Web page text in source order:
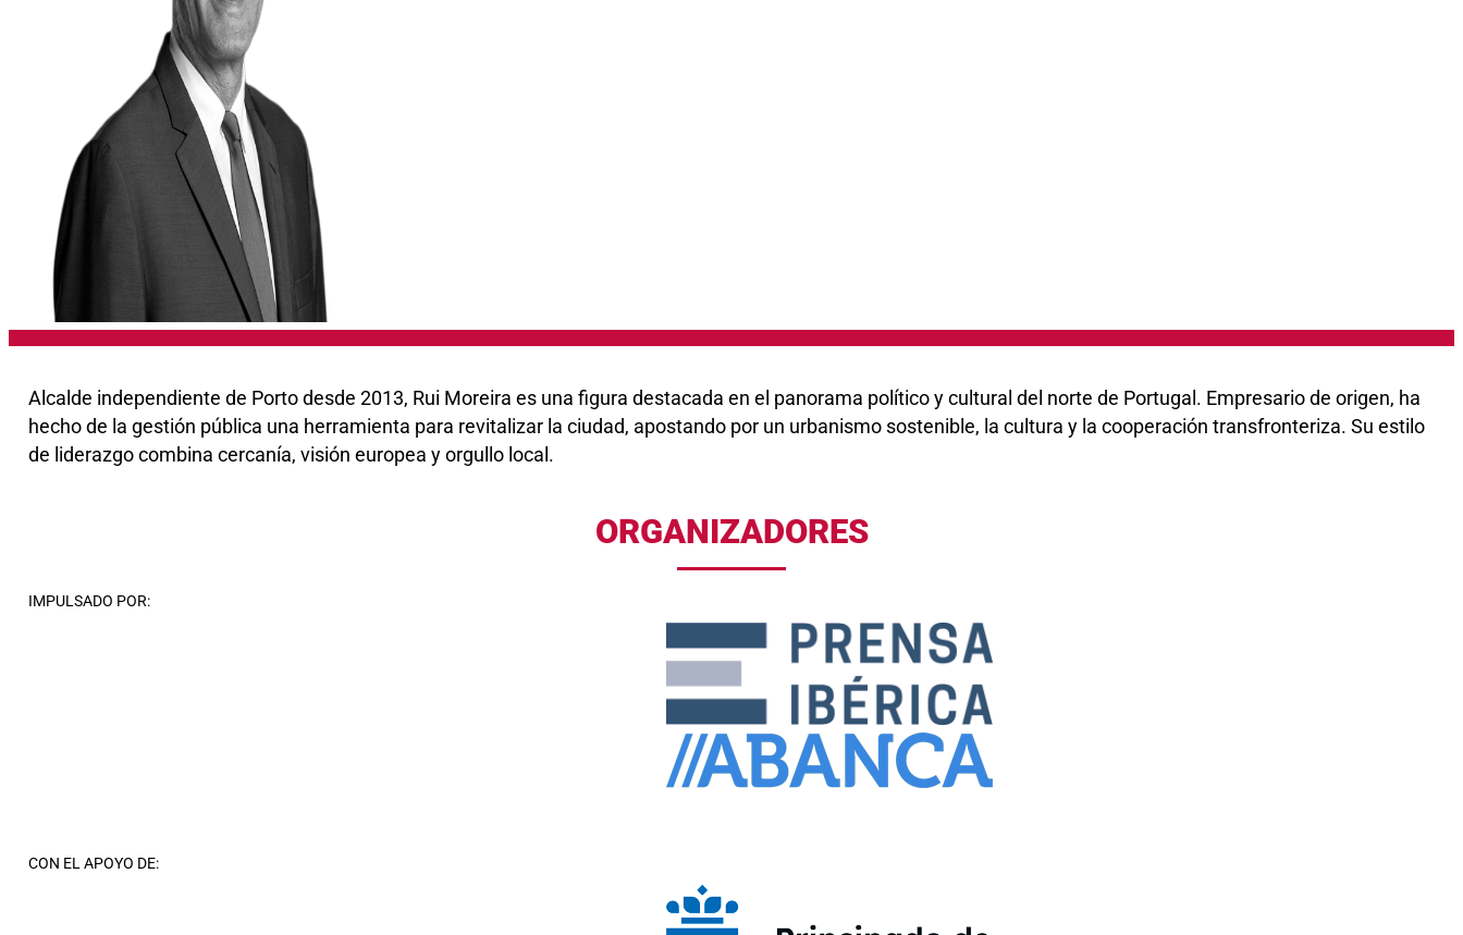
Alcalde independiente de Porto desde 2013, Rui Moreira es una figura destacada en el panorama político y cultural del norte de Portugal. Empresario de origen, ha
hecho de la gestión pública una herramienta para revitalizar la ciudad, apostando por un urbanismo sostenible, la cultura y la cooperación transfronteriza. Su estilo
de liderazgo combina cercanía, visión europea y orgullo local.
ORGANIZADORES
IMPULSADO POR:
CON EL APOYO DE: